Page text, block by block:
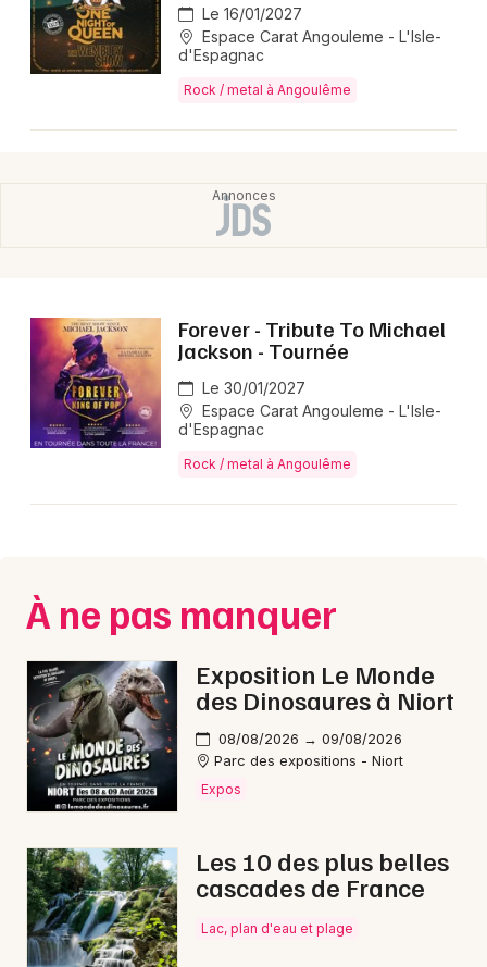
Concerts
Sports
Rock / metal en Poitou-Charente
Rock / metal en Nouvelle-Aquitaine
Newsletter des sorties
Actus en Charente
Magazine en Charente
16 - Charente
Choisir mes départements
Nice
Paris
Le 16/01/2027
Espace Carat Angouleme - L'Isle-
d'Espagnac
Rock / metal à Angoulême
Forever - Tribute To Michael
Jackson - Tournée
Le 30/01/2027
Espace Carat Angouleme - L'Isle-
d'Espagnac
Rock / metal à Angoulême
À ne pas manquer
Exposition Le Monde
des Dinosaures à Niort
08/08/2026 → 09/08/2026
Parc des expositions - Niort
Expos
Les 10 des plus belles
cascades de France
Lac, plan d'eau et plage